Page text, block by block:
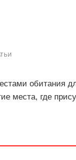
обитания
места, где